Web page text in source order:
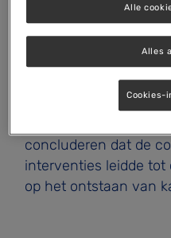
naar het effect van
suppletie met
week krachttraining,
ontstaan van kanker
concluderen dat de
interventies leidde tot
op het ontstaan van
Alles
Alle
Cookies-